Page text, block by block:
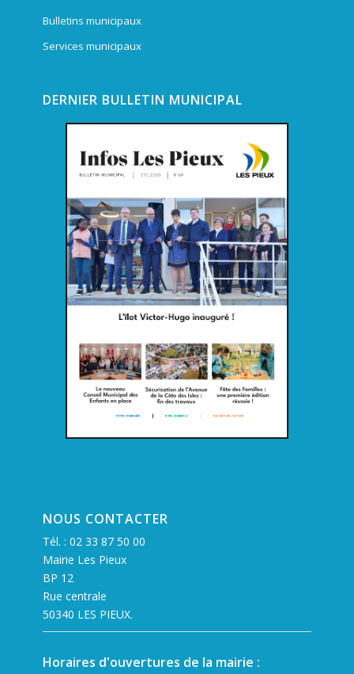
Bulletins municipaux
Services municipaux
DERNIER BULLETIN MUNICIPAL
NOUS CONTACTER
Tél. : 02 33 87 50 00
Mairie Les Pieux
BP 12
Rue centrale
50340 LES PIEUX.
Horaires d'ouvertures de la mairie :